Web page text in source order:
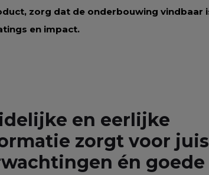
zorg dat de onderbouwing vindbaar
en impact.
en eerlijke
zorgt voor
én goede